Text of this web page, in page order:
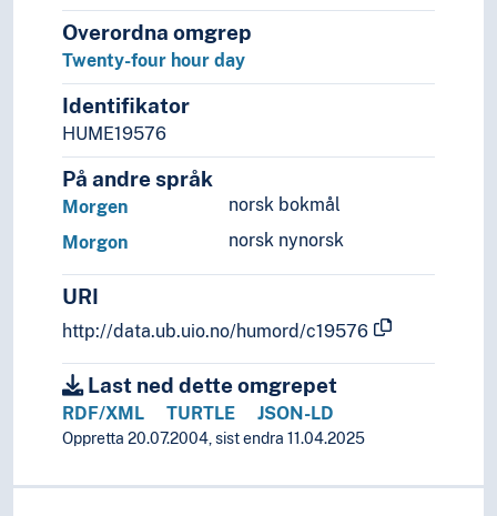
Overordna omgrep
Twenty-four hour day
Identifikator
HUME19576
På andre språk
norsk bokmål
Morgen
norsk nynorsk
Morgon
URI
http://data.ub.uio.no/humord/c19576
Last ned dette omgrepet
RDF/XML TURTLE JSON-LD
Oppretta 20.07.2004, sist endra 11.04.2025